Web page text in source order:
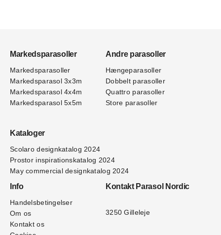
Markedsparasoller
Markedsparasoller
Markedsparasol 3x3m
Markedsparasol 4x4m
Markedsparasol 5x5m
Andre parasoller
Hængeparasoller
Dobbelt parasoller
Quattro parasoller
Store parasoller
Kataloger
Scolaro designkatalog 2024
Prostor inspirationskatalog 2024
May commercial designkatalog 2024
Info
Handelsbetingelser
Om os
Kontakt os
Kontakt Parasol Nordic
3250 Gilleleje